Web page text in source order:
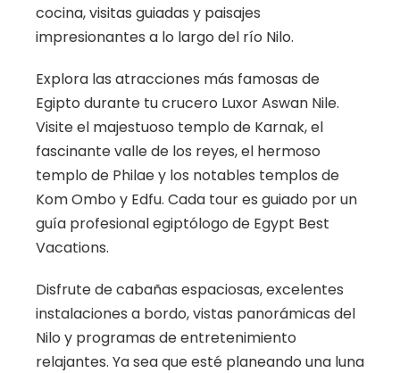
cocina, visitas guiadas y paisajes
impresionantes a lo largo del río Nilo.
Explora las atracciones más famosas de
Egipto durante tu crucero Luxor Aswan Nile.
Visite el majestuoso templo de Karnak, el
fascinante valle de los reyes, el hermoso
templo de Philae y los notables templos de
Kom Ombo y Edfu. Cada tour es guiado por un
guía profesional egiptólogo de Egypt Best
Vacations.
Disfrute de cabañas espaciosas, excelentes
instalaciones a bordo, vistas panorámicas del
Nilo y programas de entretenimiento
relajantes. Ya sea que esté planeando una luna